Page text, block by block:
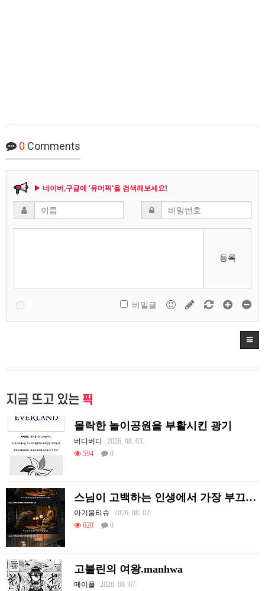
0 Comments
▶ 네이버,구글에 '유머픽'을 검색해보세요!
등록
비밀글
지금 뜨고 있는 픽
몰락한 놀이공원을 부활시킨 광기
버디버디
2026. 08. 03.
594
0
스님이 고백하는 인생에서 가장 부끄러웠던 순간
아기물티슈
2026. 08. 02.
620
0
고블린의 여왕.manhwa
메이플
2026. 08. 07.